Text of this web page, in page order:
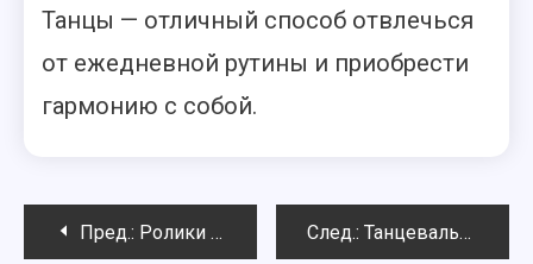
Танцы — отличный способ отвлечься
от ежедневной рутины и приобрести
гармонию с собой.
Навигация
Пред.: Ролики и стили катания на них След.: Танцевальный туризм и такси в Париже